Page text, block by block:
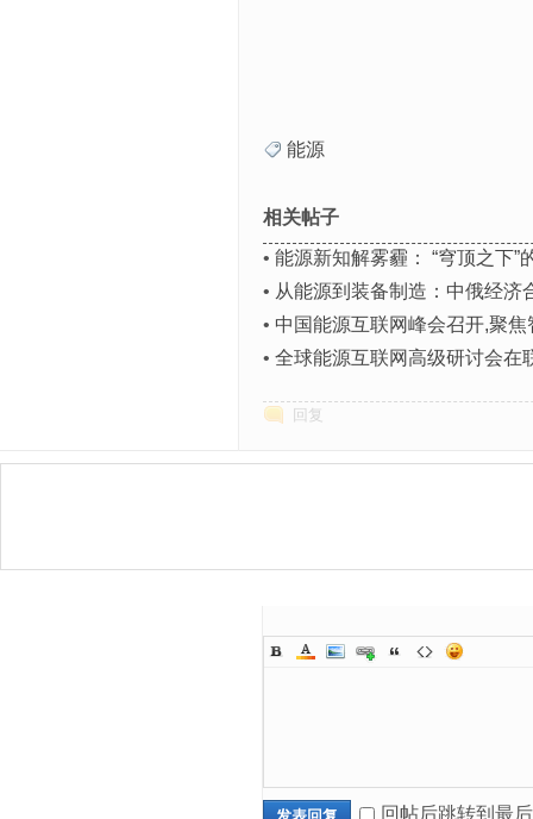
能源
相关帖子
• 能源新知解雾霾： “穹顶之下”
• 从能源到装备制造：中俄经济
• 中国能源互联网峰会召开,聚
• 全球能源互联网高级研讨会在
回复
发表回复 回帖后跳转到最